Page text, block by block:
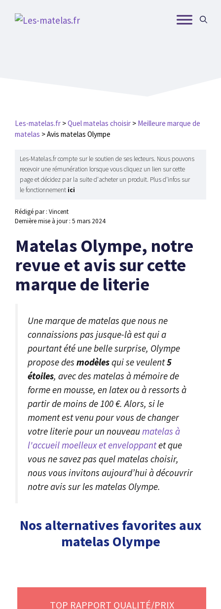
Les-matelas.fr >Quel matelas choisir > Meilleure marque de
matelas >Avis matelas Olympe
Les-Matelas.fr compte sur le soutien de ses lecteurs. Nous pouvons
recevoir une rémunération lorsque vous cliquez un lien sur cette
page et décidez par la suite d'acheter un produit. Plus d'infos sur
le fonctionnement ici
Rédigé par : Vincent
Dernière mise à jour : 5 mars 2024
Matelas Olympe, notre
revue et avis sur cette
marque de literie
Une marque de matelas que nous ne
connaissions pas jusque-là est qui a
pourtant été une belle surprise, Olympe
propose des modèlesqui se veulent5
étoiles, avec des matelas à mémoire de
forme en mousse, en latex ou à ressorts à
partir de moins de 100 €. Alors, si le
moment est venu pour vous de changer
votre literie pour un nouveaumatelas à
l'accueil moelleux et enveloppantet que
vous ne savez pas quel matelas choisir,
nous vous invitons aujourd’hui à découvrir
notre avis sur les matelas Olympe.
Nos alternatives favorites aux
matelas Olympe
TOP RAPPORT QUALITÉ/PRIX